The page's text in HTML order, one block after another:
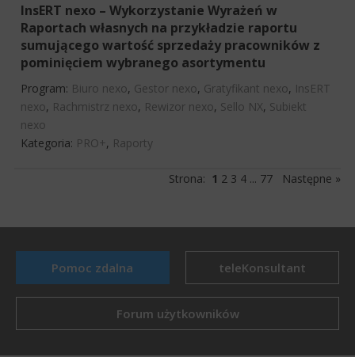
InsERT nexo – Wykorzystanie Wyrażeń w
Raportach własnych na przykładzie raportu
sumującego wartość sprzedaży pracowników z
pominięciem wybranego asortymentu
Program: Biuro nexo, Gestor nexo, Gratyfikant nexo, InsERT
nexo, Rachmistrz nexo, Rewizor nexo, Sello NX, Subiekt
nexo
Kategoria: PRO+, Raporty
Strona: 1 2 3 4 ... 77 Następne »
Pomoc zdalna teleKonsultant
Forum użytkowników